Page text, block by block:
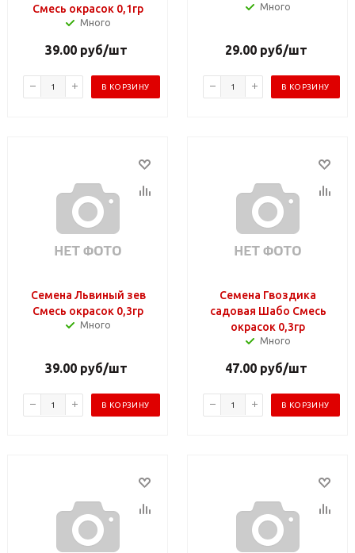
Смесь окрасок 0,1гр
Много
39.00 руб/шт
В КОРЗИНУ
Много
29.00 руб/шт
В КОРЗИНУ
Семена Львиный зев
Смесь окрасок 0,3гр
Много
39.00 руб/шт
В КОРЗИНУ
Семена Гвоздика
садовая Шабо Смесь
окрасок 0,3гр
Много
47.00 руб/шт
В КОРЗИНУ